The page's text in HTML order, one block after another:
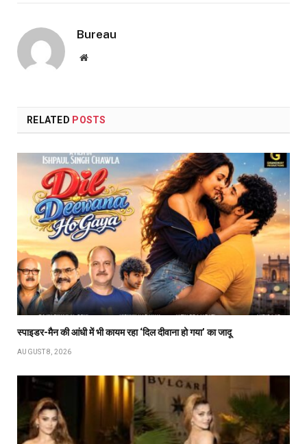
Bureau
Website
RELATED POSTS
स्पाइडर-मैन की आंधी में भी कायम रहा ‘दिल दीवाना हो गया’ का जादू
AUGUST 8, 2026